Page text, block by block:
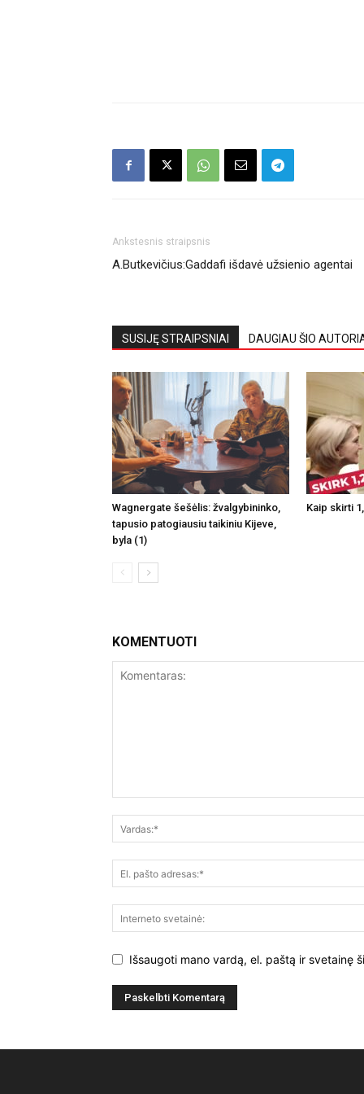
Ankstesnis straipsnis
A.Butkevičius:Gaddafi išdavė užsienio agentai
SUSIJĘ STRAIPSNIAI DAUGIAU ŠIO
Wagnergate šešėlis: žvalgybininko,
tapusio patogiausiu taikiniu Kijeve,
byla (1)
Kaip skirti
KOMENTUOTI
Išsaugoti mano vardą, el. paštą ir svetainę